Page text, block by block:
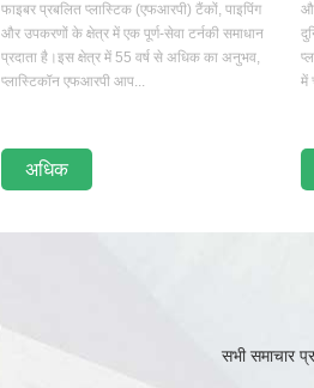
फाइबर प्रबलित प्लास्टिक (एफआरपी) टैंकों, पाइपिंग
और उपकरणों के क्षेत्र में एक पूर्ण-सेवा टर्नकी समाधान
प्रदाता है।इस क्षेत्र में 55 वर्ष से अधिक का अनुभव,
प्लास्टिकॉन एफआरपी आप...
अधिक
में
सभी समाचार